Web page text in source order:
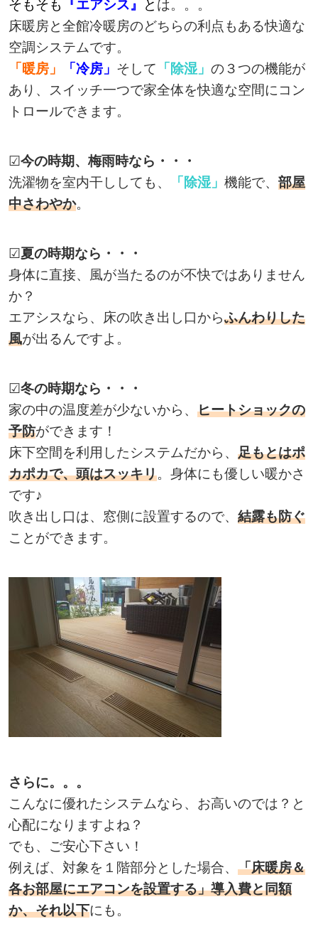
そもそも 『エアシス』 と は。。。
床暖房と全館冷暖房のどちらの利点もある快適な
空調システムです。
「暖房」
「冷房」 そして 「除湿」 の３つの機能が
あり、スイッチ一つで家全体を快適な空間にコン
トロールできます。
☑今の時期、梅雨時なら・・・
洗濯物を室内干ししても、
「除湿」 機能で、 部屋
中さわやか。
☑夏の時期なら・・・
身体に直接、風が当たるのが不快ではありません
か？
エアシスなら、床の吹き出し口からふんわりした
風が出るんですよ。
☑冬の時期なら・・・
家の中の温度差が少ないから、 ヒートショックの
予防ができます！
床下空間を利用したシステムだから、 足もとはポ
カポカで、頭はスッキリ。身体にも優しい暖かさ
です♪
吹き出し口は、窓側に設置するので、 結露も防ぐ
ことができます。
さらに。。。
こんなに優れたシステムなら、お高いのでは？と
心配になりますよね？
でも、ご安心下さい！
例えば、対象を１階部分とした場合、 「床暖房＆
各お部屋にエアコンを設置する」導入費と同額
か、それ以下にも。